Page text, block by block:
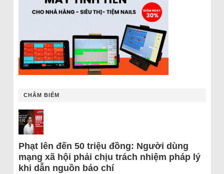
CHÂM BIẾM
Phạt lên đến 50 triệu đồng: Người dùng
mạng xã hội phải chịu trách nhiệm pháp lý
khi dẫn nguồn báo chí